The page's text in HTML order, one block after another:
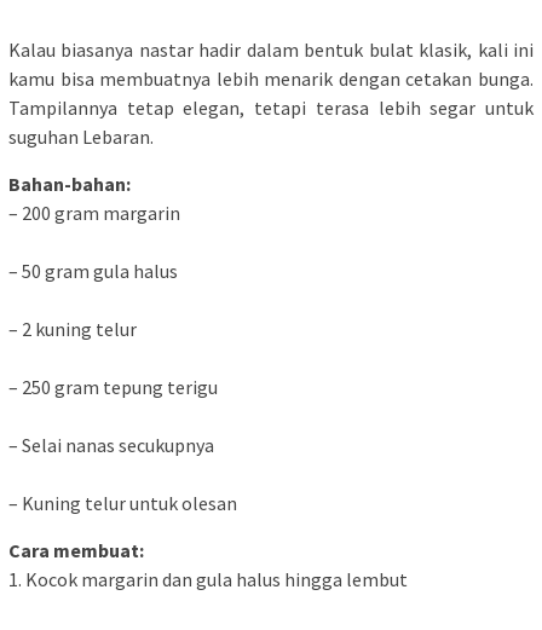
Kalau biasanya nastar hadir dalam bentuk bulat klasik, kali ini
kamu bisa membuatnya lebih menarik dengan cetakan bunga.
Tampilannya tetap elegan, tetapi terasa lebih segar untuk
suguhan Lebaran.
Bahan-bahan:
– 200 gram margarin
– 50 gram gula halus
– 2 kuning telur
– 250 gram tepung terigu
– Selai nanas secukupnya
– Kuning telur untuk olesan
Cara membuat:
1. Kocok margarin dan gula halus hingga lembut